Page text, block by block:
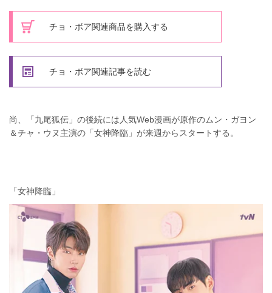
チョ・ボア関連商品を購入する
チョ・ボア関連記事を読む
尚、「九尾狐伝」の後続には人気Web漫画が原作のムン・ガヨン
＆チャ・ウヌ主演の「女神降臨」が来週からスタートする。
「女神降臨」